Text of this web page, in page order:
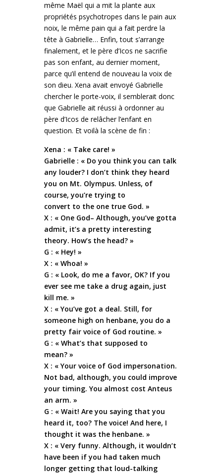
même Maël qui a mit la plante aux
propriétés psychotropes dans le pain aux
noix, le même pain qui a fait perdre la
tête à Gabrielle… Enfin, tout s’arrange
finalement, et le père d’Icos ne sacrifie
pas son enfant, au dernier moment,
parce qu’il entend de nouveau la voix de
son dieu. Xena avait envoyé Gabrielle
chercher le porte-voix, il semblerait donc
que Gabrielle ait réussi à ordonner au
père d’Icos de relâcher l’enfant en
question. Et voilà la scène de fin :
Xena : « Take care! »
Gabrielle : « Do you think you can talk
any louder? I don’t think they heard
you on Mt. Olympus. Unless, of
course, you’re trying to
convert to the one true God. »
X : « One God– Although, you’ve gotta
admit, it’s a pretty interesting
theory. How’s the head? »
G : « Hey! »
X : « Whoa! »
G : « Look, do me a favor, OK? If you
ever see me take a drug again, just
kill me. »
X : « You’ve got a deal. Still, for
someone high on henbane, you do a
pretty fair voice of God routine. »
G : « What’s that supposed to
mean? »
X : « Your voice of God impersonation.
Not bad, although, you could improve
your timing. You almost cost Anteus
an arm. »
G : « Wait! Are you saying that you
heard it, too? The voice! And here, I
thought it was the henbane. »
X : « Very funny. Although, it wouldn’t
have been if you had taken much
longer getting that loud-talking